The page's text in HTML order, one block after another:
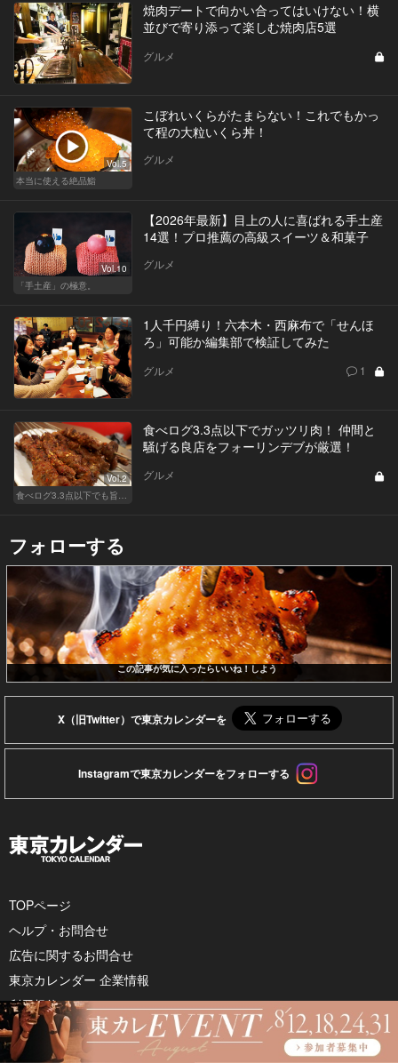
焼肉デートで向かい合ってはいけない！横
並びで寄り添って楽しむ焼肉店5選
グルメ
Vol.5
本当に使える絶品鮨
こぼれいくらがたまらない！これでもかっ
て程の大粒いくら丼！
グルメ
Vol.10
「手土産」の極意。
【2026年最新】目上の人に喜ばれる手土産
14選！プロ推薦の高級スイーツ＆和菓子
グルメ
1人千円縛り！六本木・西麻布で「せんほ
ろ」可能か編集部で検証してみた
グルメ 1
Vol.2
食べログ3.3点以下でも旨い店！
食べログ3.3点以下でガッツリ肉！ 仲間と
騒げる良店をフォーリンデブが厳選！
グルメ
フォローする
この記事が気に入ったらいいね！しよう
X（旧Twitter）で東京カレンダーを
Instagramで東京カレンダーをフォローする
TOPページ
ヘルプ・お問合せ
広告に関するお問合せ
東京カレンダー 企業情報
利用規約
個人情報保護方針
著作権・免責事項について